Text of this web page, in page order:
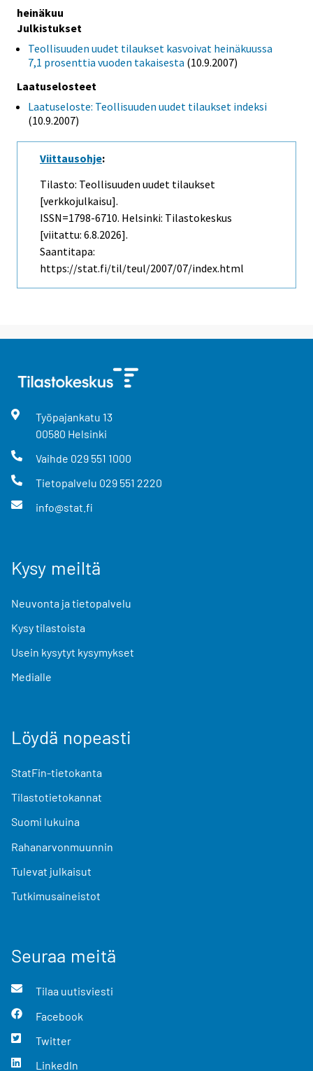
heinäkuu
Julkistukset
Teollisuuden uudet tilaukset kasvoivat heinäkuussa
7,1 prosenttia vuoden takaisesta (10.9.2007)
Laatuselosteet
Laatuseloste: Teollisuuden uudet tilaukset indeksi
(10.9.2007)
Viittausohje:
Tilasto: Teollisuuden uudet tilaukset
[verkkojulkaisu].
ISSN=1798-6710. Helsinki: Tilastokeskus
[viitattu: 6.8.2026].
Saantitapa:
https://stat.fi/til/teul/2007/07/index.html
Työpajankatu 13
00580 Helsinki
Vaihde 029 551 1000
Tietopalvelu 029 551 2220
info@stat.fi
Kysy meiltä
Neuvonta ja tietopalvelu
Kysy tilastoista
Usein kysytyt kysymykset
Medialle
Löydä nopeasti
StatFin-tietokanta
Tilastotietokannat
Suomi lukuina
Rahanarvonmuunnin
Tulevat julkaisut
Tutkimusaineistot
Seuraa meitä
Tilaa uutisviesti
Facebook
Twitter
LinkedIn